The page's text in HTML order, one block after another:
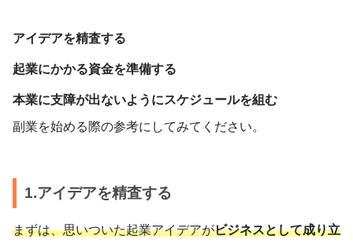
アイデアを精査する
起業にかかる資金を準備する
本業に支障が出ないようにスケジュールを組む
副業を始める際の参考にしてみてください。
1.アイデアを精査する
まずは、思いついた起業アイデアがビジネスとして成り立